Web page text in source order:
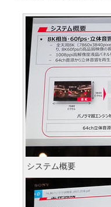
システム概要